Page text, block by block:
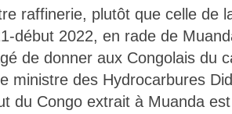
raffinerie, plutôt que celle de
début 2022, en rade de
de donner aux Congolais du
ministre des Hydrocarbures
du Congo extrait à Muanda